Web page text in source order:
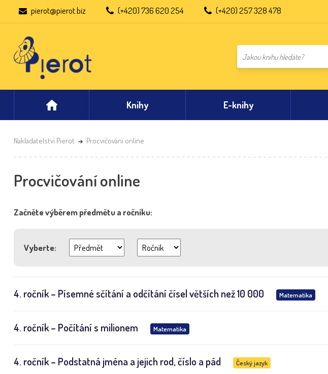
pierot@pierot.biz (+420) 736 620 254 (+420) 257 328 478
Knihy E-knihy
Nakladatelství Pierot Procvičování online
Procvičování online
Začněte výběrem předmětu a ročníku:
Vyberte:
4. ročník – Písemné sčítání a odčítání čísel větších než 10 000 Matematika
4. ročník – Počítání s milionem Matematika
4. ročník – Podstatná jména a jejich rod, číslo a pád Český jazyk